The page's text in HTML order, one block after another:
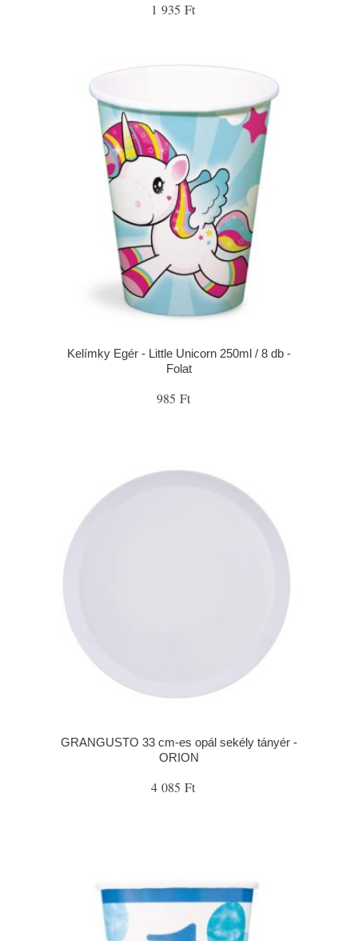
1 935 Ft
Kelímky Egér - Little Unicorn 250ml / 8 db -
Folat
985 Ft
GRANGUSTO 33 cm-es opál sekély tányér -
ORION
4 085 Ft